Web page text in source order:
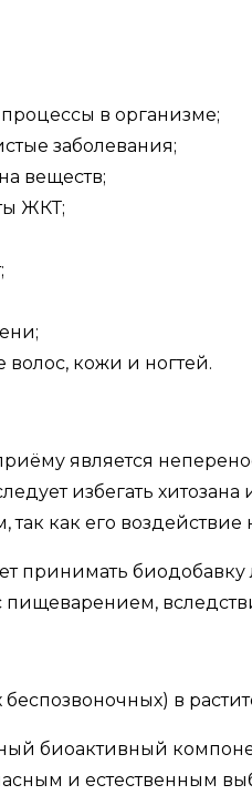
в организме;
заболевания;
веществ;
ЖКТ;
волос, кожи и ногтей.
является
избегать
как его воздействие
принимать
беспозвоночных) в
биоактивный
и естественным